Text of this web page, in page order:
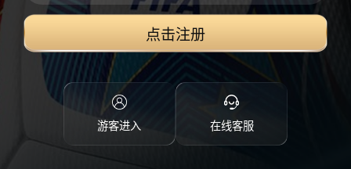
点击注册
游客进入 在线客服